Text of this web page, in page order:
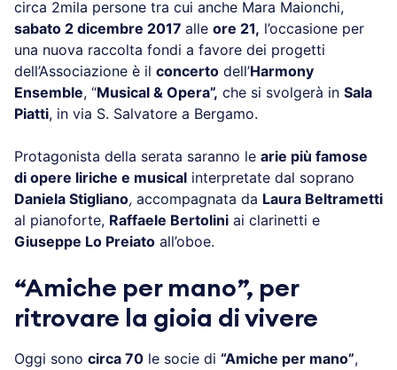
circa 2mila persone tra cui anche Mara Maionchi,
sabato 2 dicembre 2017 alle ore 21, l’occasione per
una nuova raccolta fondi a favore dei progetti
dell’Associazione è il concerto dell’Harmony
Ensemble, “Musical & Opera”, che si svolgerà in Sala
Piatti, in via S. Salvatore a Bergamo.
Protagonista della serata saranno le arie più famose
di opere liriche e musical interpretate dal soprano
Daniela Stigliano, accompagnata da Laura Beltrametti
al pianoforte, Raffaele Bertolini ai clarinetti e
Giuseppe Lo Preiato all’oboe.
“Amiche per mano”, per
ritrovare la gioia di vivere
Oggi sono circa 70 le socie di “Amiche per mano”,